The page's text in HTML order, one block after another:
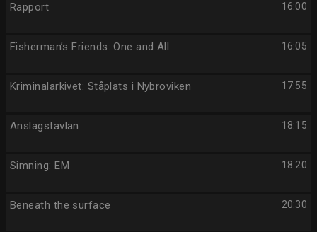
16:00
Rapport
16:05
Fisherman’s Friends: One and All
17:55
Kriminalarkivet: Ståplats i Nybroviken
18:15
Anslagstavlan
18:20
Simning: EM
20:30
Beneath the surface